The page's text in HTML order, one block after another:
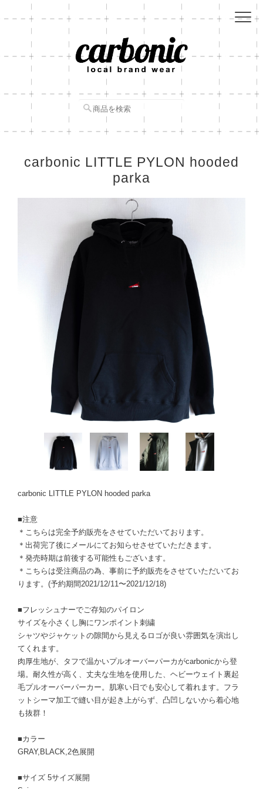
carbonic LITTLE PYLON hooded
parka
carbonic LITTLE PYLON hooded parka
■注意
＊こちらは完全予約販売をさせていただいております。
＊出荷完了後にメールにてお知らせさせていただきます。
＊発売時期は前後する可能性もございます。
＊こちらは受注商品の為、事前に予約販売をさせていただいてお
ります。(予約期間2021/12/11〜2021/12/18)
■フレッシュナーでご存知のパイロン
サイズを小さくし胸にワンポイント刺繍
シャツやジャケットの隙間から見えるロゴが良い雰囲気を演出し
てくれます。
肉厚生地が、タフで温かいプルオーバーパーカがcarbonicから登
場。耐久性が高く、丈夫な生地を使用した、ヘビーウェイト裏起
毛プルオーバーパーカー。肌寒い日でも安心して着れます。フラ
ットシーマ加工で縫い目が起き上がらず、凸凹しないから着心地
も抜群！
■カラー
GRAY,BLACK,2色展開
■サイズ 5サイズ展開